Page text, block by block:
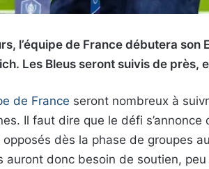
l’équipe de France débutera son
Les Bleus seront suivis de près,
de France seront nombreux à
Il faut dire que le défi
dès la phase de groupes
auront donc besoin de soutien, peu